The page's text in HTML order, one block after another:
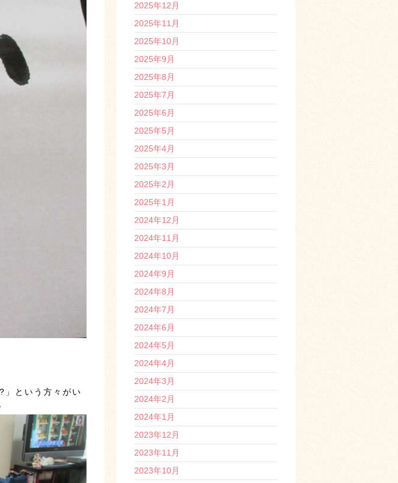
」という方々がい
2025年12月
2025年11月
2025年10月
2025年9月
2025年8月
2025年7月
2025年6月
2025年5月
2025年4月
2025年3月
2025年2月
2025年1月
2024年12月
2024年11月
2024年10月
2024年9月
2024年8月
2024年7月
2024年6月
2024年5月
2024年4月
2024年3月
2024年2月
2024年1月
2023年12月
2023年11月
2023年10月